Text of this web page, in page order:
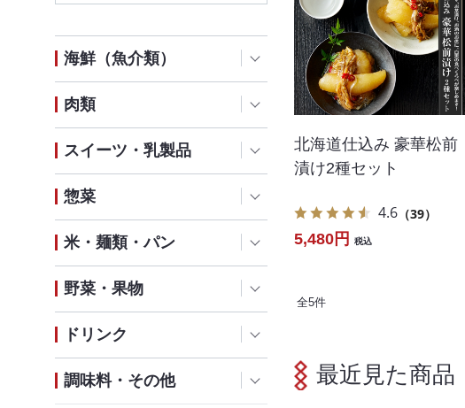
海鮮（魚介類）
肉類
スイーツ・乳製品
惣菜
米・麺類・パン
野菜・果物
ドリンク
調味料・その他
北海道仕込み 豪華松前
漬け2種セット
4.6 （39）
5,480円 税込
全5件
最近見た商品